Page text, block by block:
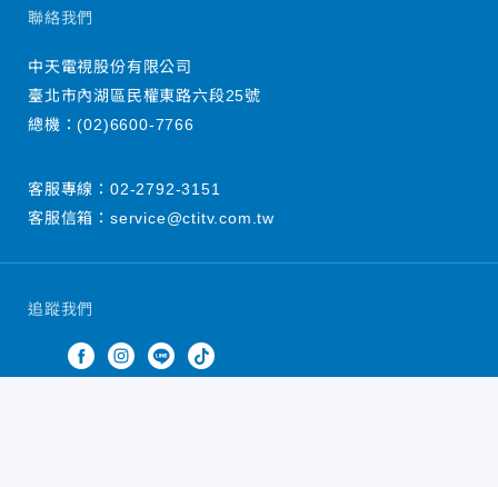
追蹤我們
聯絡我們
中天電視股份有限公司
臺北市內湖區民權東路六段25號
總機：(02)6600-7766
客服專線： 02-2792-3151
客服信箱： service@ctitv.com.tw